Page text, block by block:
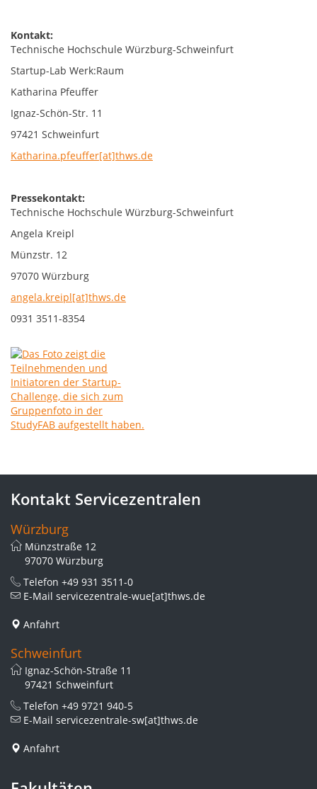
Kontakt:
Technische Hochschule Würzburg-Schweinfurt
Startup-Lab Werk:Raum
Katharina Pfeuffer
Ignaz-Schön-Str. 11
97421 Schweinfurt
Katharina.pfeuffer[at]thws.de
Pressekontakt:
Technische Hochschule Würzburg-Schweinfurt
Angela Kreipl
Münzstr. 12
97070 Würzburg
angela.kreipl[at]thws.de
0931 3511-8354
Kontakt Servicezentralen
Würzburg
Münzstraße 12
97070 Würzburg
Telefon +49 931 3511-0
E-Mail servicezentrale-wue[at]thws.de
Anfahrt
Schweinfurt
Ignaz-Schön-Straße 11
97421 Schweinfurt
Telefon +49 9721 940-5
E-Mail servicezentrale-sw[at]thws.de
Anfahrt